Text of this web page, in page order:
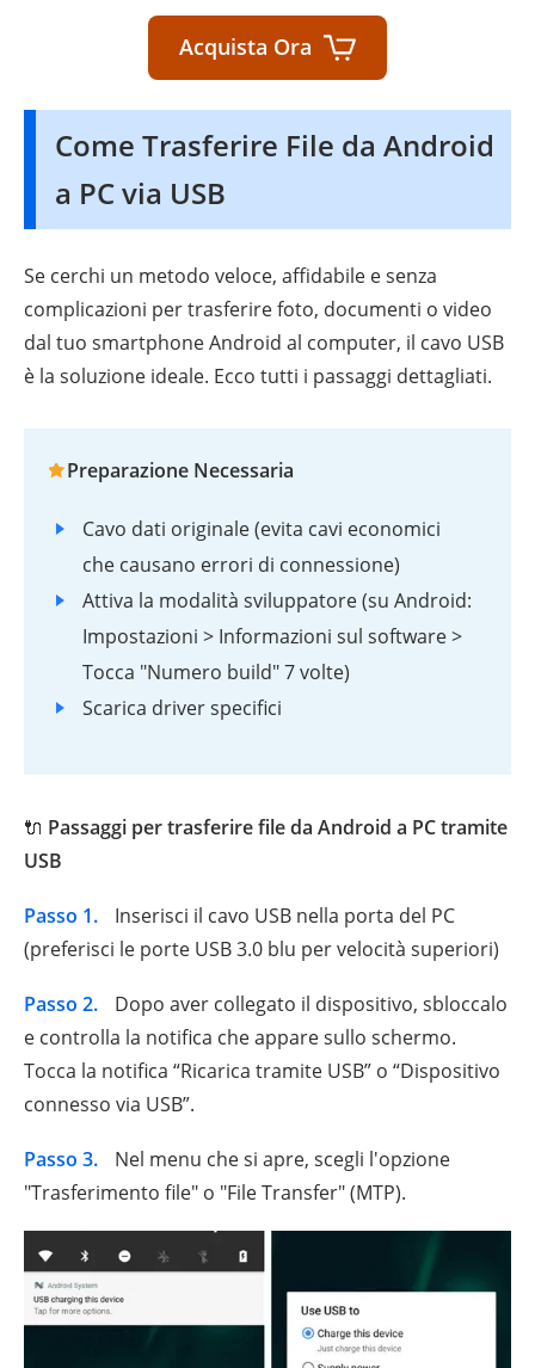
Acquista Ora
Come Trasferire File da Android
a PC via USB
Se cerchi un metodo veloce, affidabile e senza
complicazioni per trasferire foto, documenti o video
dal tuo smartphone Android al computer, il cavo USB
è la soluzione ideale. Ecco tutti i passaggi dettagliati.
Preparazione Necessaria
Cavo dati originale (evita cavi economici
che causano errori di connessione)
Attiva la modalità sviluppatore (su Android:
Impostazioni > Informazioni sul software >
Tocca "Numero build" 7 volte)
Scarica driver specifici
🔌 Passaggi per trasferire file da Android a PC tramite
USB
Passo 1.
Inserisci il cavo USB nella porta del PC
(preferisci le porte USB 3.0 blu per velocità superiori)
Passo 2.
Dopo aver collegato il dispositivo, sbloccalo
e controlla la notifica che appare sullo schermo.
Tocca la notifica “Ricarica tramite USB” o “Dispositivo
connesso via USB”.
Passo 3.
Nel menu che si apre, scegli l'opzione
"Trasferimento file" o "File Transfer" (MTP).